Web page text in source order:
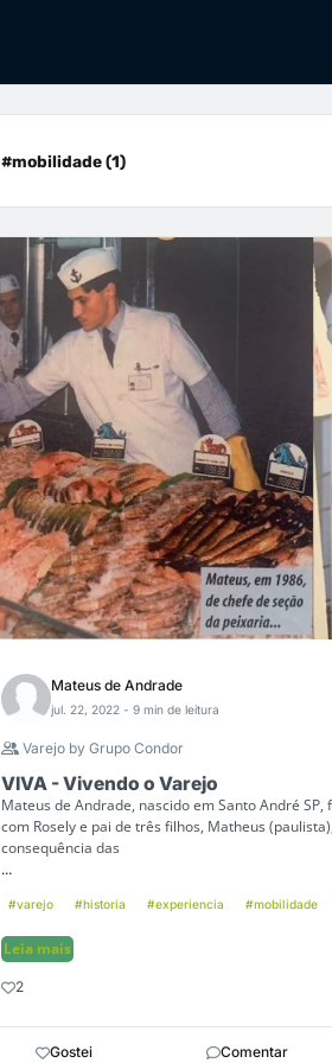
#mobilidade (1)
Mateus de Andrade
jul. 22, 2022 - 9 min de leitura
Varejo by Grupo Condor
VIVA - Vivendo o Varejo
Mateus de Andrade, nascido em Santo André
com Rosely e pai de três filhos, Matheus
consequência das
...
#varejo #historia #experiencia #mobilidade
Leia mais
2
Gostei Comentar